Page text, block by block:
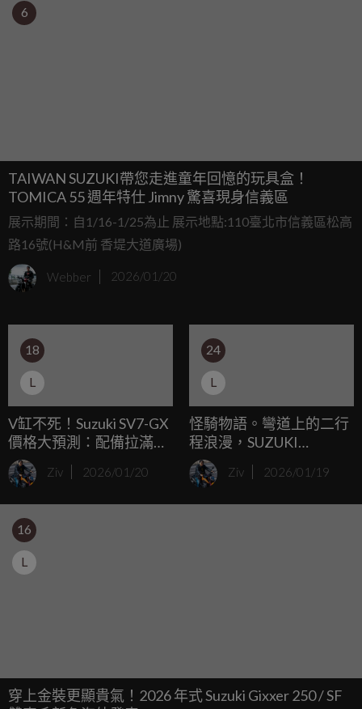
6
TAIWAN SUZUKI帶您走進童年回憶的玩具盒！
TOMICA 55 週年特仕 Jimny 驚喜現身信義區
展示期間：自1/16-1/25為止 展示地點:110臺北市信義區松高
路16號(H&M前 香堤大道廣場)
Webber 2026/01/20
18
L
V缸不死！Suzuki SV7-GX
價格大預測：配備拉滿的
650 跨界跑旅會比 800 級
距還貴嗎？
Ziv 2026/01/20
24
L
怪騎物語。彎道上的二行
程浪漫，SUZUKI
RGV250Γ VJ22A：右側雙
出排氣管與海鷗搖臂的絕
Ziv 2026/01/19
16
L
穿上金裝更顯貴氣！2026 年式 Suzuki Gixxer 250 / SF